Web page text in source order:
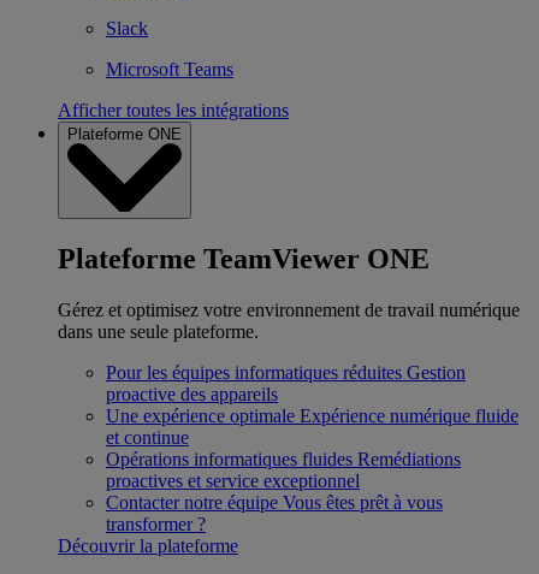
Slack
Microsoft Teams
Afficher toutes les intégrations
Plateforme ONE
Plateforme TeamViewer ONE
Gérez et optimisez votre environnement de travail numérique
dans une seule plateforme.
Pour les équipes informatiques réduites Gestion
proactive des appareils
Une expérience optimale Expérience numérique fluide
et continue
Opérations informatiques fluides Remédiations
proactives et service exceptionnel
Contacter notre équipe Vous êtes prêt à vous
transformer ?
Découvrir la plateforme